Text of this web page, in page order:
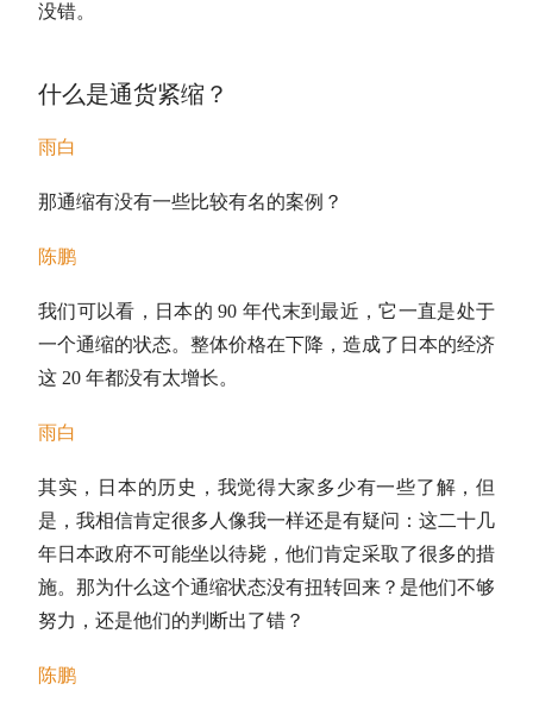
没错。
什么是通货紧缩？
雨白
那通缩有没有一些比较有名的案例？
陈鹏
我们可以看，日本的 90 年代末到最近，它一直是处于
一个通缩的状态。整体价格在下降，造成了日本的经济
这 20 年都没有太增长。
雨白
其实，日本的历史，我觉得大家多少有一些了解，但
是，我相信肯定很多人像我一样还是有疑问：这二十几
年日本政府不可能坐以待毙，他们肯定采取了很多的措
施。那为什么这个通缩状态没有扭转回来？是他们不够
努力，还是他们的判断出了错？
陈鹏